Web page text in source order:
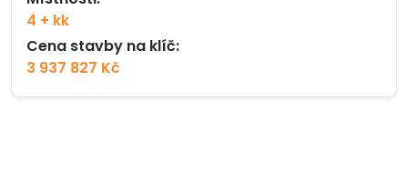
4 + kk
Cena stavby na klíč:
3 937 827 Kč